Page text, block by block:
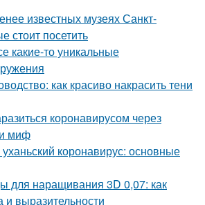
известных музеях Санкт-
стоит посетить
какие-то уникальные
как красиво накрасить тени
коронавирусом через
миф
коронавирус: основные
для наращивания 3D 0,07: как
выразительности